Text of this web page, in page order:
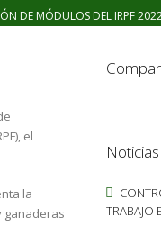
DE MÓDULOS DEL IRPF
el
la
ganaderas
TRABAJO